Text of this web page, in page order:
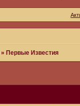
» Первые Известия